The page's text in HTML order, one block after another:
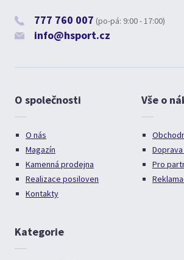
777 760 007 (po-pá: 9:00 - 17:00)
info@hsport.cz
O společnosti
O nás
Magazín
Kamenná prodejna
Realizace posiloven
Kontakty
Vše o
Pro
Kategorie